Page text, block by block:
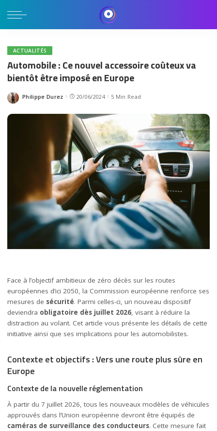
ACTUALITÉS
Automobile : Ce nouvel accessoire coûteux va
bientôt être imposé en Europe
Posted
Philippe Durez 20/06/2024 5 Min Read
Face à l’objectif ambitieux de zéro décès sur les routes
européennes d’ici 2050, la Commission européenne renforce ses
mesures de sécurité. Parmi celles-ci, un nouveau dispositif
deviendra obligatoire dès juillet 2026, visant à réduire la
distraction au volant. Cet article vous présente les détails de cette
initiative ainsi que ses implications pour les automobilistes.
Contexte et objectifs : Vers une route plus sûre en
Europe
Contexte de la nouvelle réglementation
À partir du 7 juillet 2026, tous les nouveaux modèles de véhicules
approuvés dans l’Union européenne devront être équipés de
caméras de surveillance des conducteurs. Cette mesure fait